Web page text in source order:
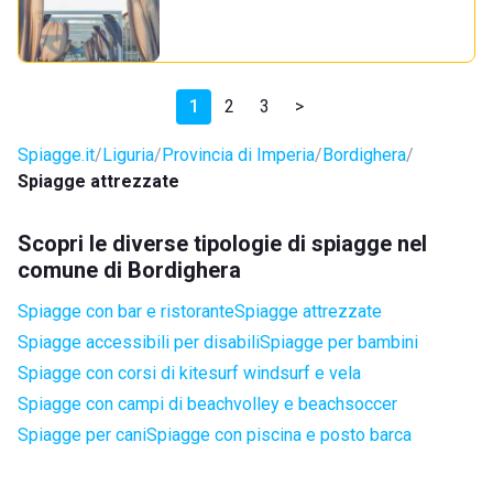
1 2 3 >
Spiagge.it Liguria Provincia di Imperia Bordighera
Spiagge attrezzate
Scopri le diverse tipologie di spiagge nel
comune di Bordighera
Spiagge con bar e ristoranteSpiagge attrezzate
Spiagge accessibili per disabiliSpiagge per bambini
Spiagge con corsi di kitesurf windsurf e vela
Spiagge con campi di beachvolley e beachsoccer
Spiagge per caniSpiagge con piscina e posto barca